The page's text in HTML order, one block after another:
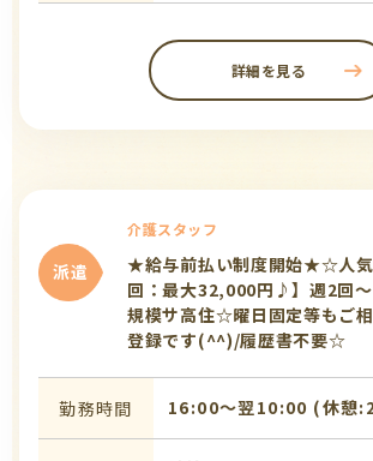
詳細を見る
派遣
介護スタッフ
★給与前払い制度開始★☆人
回：最大32,000円♪】週2回
規模サ高住☆曜日固定等もご
登録です(^^)/履歴書不要☆
勤務時間 16:00〜翌10:00 (休憩